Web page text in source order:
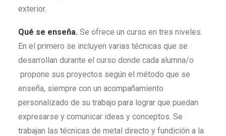
exterior.
Qué se enseña. Se ofrece un curso en tres niveles.
En el primero se incluyen varias técnicas que se
desarrollan durante el curso donde cada alumna/o
propone sus proyectos según el método que se
enseña, siempre con un acompañamiento
personalizado de su trabajo para lograr que puedan
expresarse y comunicar ideas y conceptos. Se
trabajan las técnicas de metal directo y fundición a la